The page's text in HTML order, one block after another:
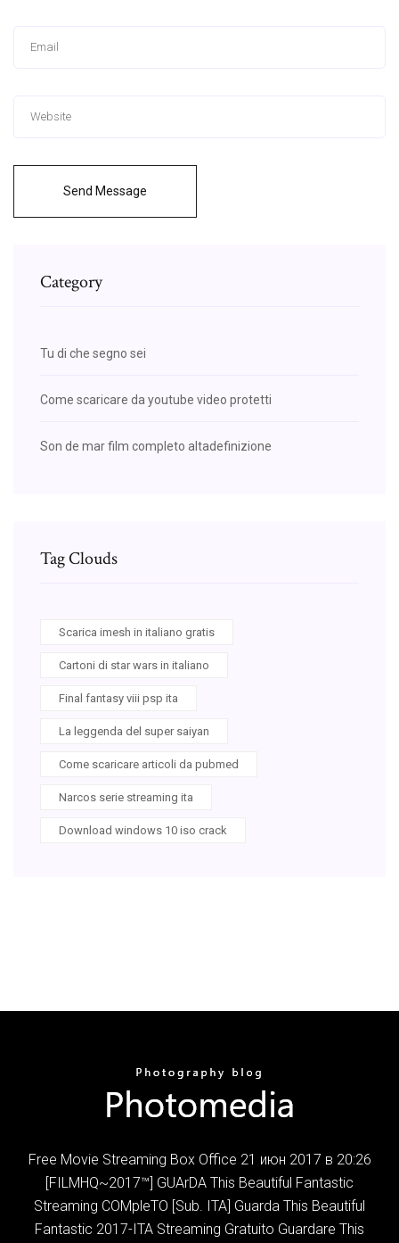
Send Message
Category
Tu di che segno sei
Come scaricare da youtube video protetti
Son de mar film completo altadefinizione
Tag Clouds
Scarica imesh in italiano gratis
Cartoni di star wars in italiano
Final fantasy viii psp ita
La leggenda del super saiyan
Come scaricare articoli da pubmed
Narcos serie streaming ita
Download windows 10 iso crack
Free Movie Streaming Box Office 21 июн 2017 в 20:26
[FILMHQ~2017™] GUArDA This Beautiful Fantastic
Streaming COMpleTO [Sub. ITA] Guarda This Beautiful
Fantastic 2017-ITA Streaming Gratuito Guardare This